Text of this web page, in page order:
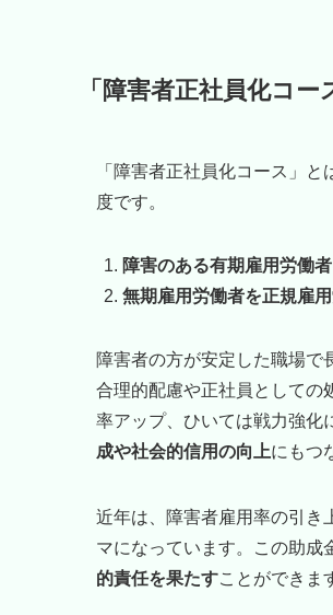
「障害者正社員化コー
「障害者正社員化コース」
度です。
障害のある有期雇用労働
無期雇用労働者を正規雇
障害者の方が安定した職場で
合理的配慮や正社員としての
率アップ、ひいては戦力強化
成や社会的信用の向上にもつ
近年は、障害者雇用率の引き
マになっています。この助成
的責任を果たすことができま